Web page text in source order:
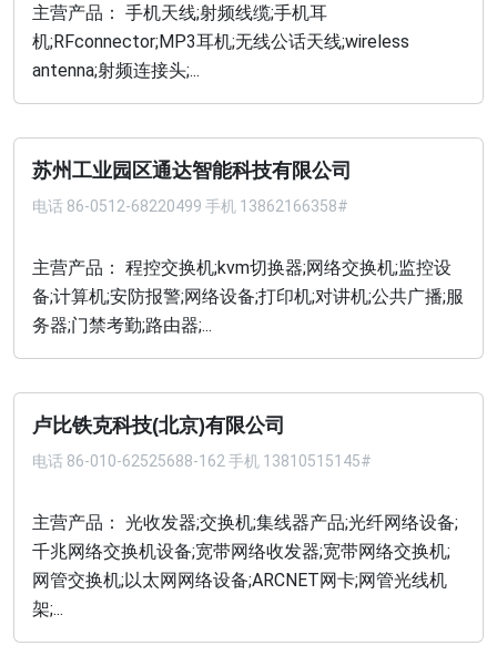
主营产品： 手机天线;射频线缆;手机耳
机;RFconnector;MP3耳机;无线公话天线;wireless
antenna;射频连接头;...
苏州工业园区通达智能科技有限公司
电话 86-0512-68220499 手机 13862166358#
主营产品： 程控交换机;kvm切换器;网络交换机;监控设
备;计算机;安防报警;网络设备;打印机;对讲机;公共广播;服
务器;门禁考勤;路由器;...
卢比铁克科技(北京)有限公司
电话 86-010-62525688-162 手机 13810515145#
主营产品： 光收发器;交换机;集线器产品;光纤网络设备;
千兆网络交换机设备;宽带网络收发器;宽带网络交换机;
网管交换机;以太网网络设备;ARCNET网卡;网管光线机
架;...